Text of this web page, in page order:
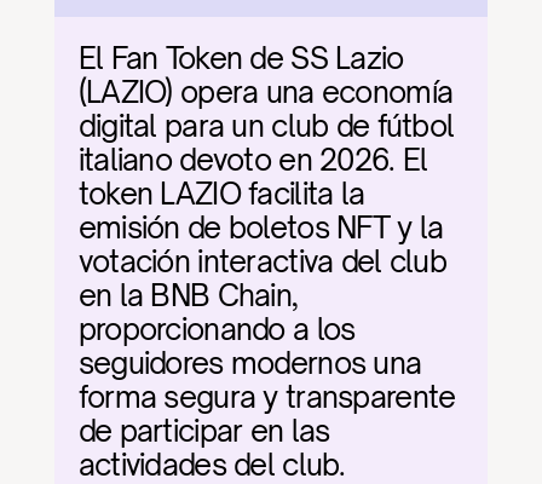
El Fan Token de SS Lazio
(LAZIO) opera una economía
digital para un club de fútbol
italiano devoto en 2026. El
token LAZIO facilita la
emisión de boletos NFT y la
votación interactiva del club
en la BNB Chain,
proporcionando a los
seguidores modernos una
forma segura y transparente
de participar en las
actividades del club.